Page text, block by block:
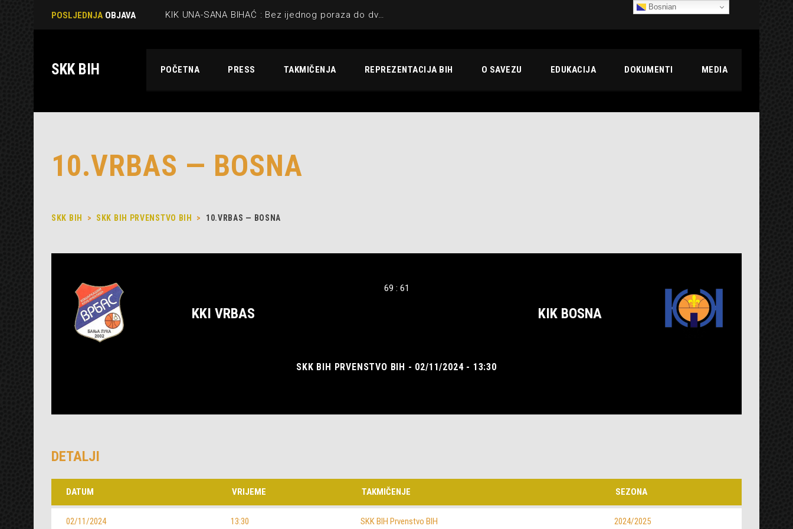
POSLJEDNJA OBJAVA KIK UNA-SANA BIHAĆ : Bez ijednog poraza do dvostruke krune
SKK BIH POČETNA PRESS TAKMIČENJA REPREZENTACIJA BIH O SAVEZU EDUKACIJA DOKUMENTI MEDIA
10.VRBAS — BOSNA
SKK BIH > SKK BIH PRVENSTVO BIH > 10.VRBAS — BOSNA
KKI VRBAS
69 : 61
KIK BOSNA
SKK BIH PRVENSTVO BIH - 02/11/2024 - 13:30
DETALJI
DATUM VRIJEME TAKMIČENJE SEZONA
02/11/2024 13:30 SKK BIH Prvenstvo BIH 2024/2025
Bosnian